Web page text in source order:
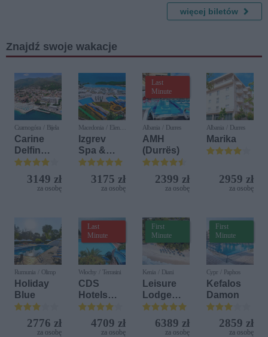
więcej biletów
Znajdź swoje wakacje
Czarnogóra / Bijela
Carine
Delfin
Bijela (ex.
Iberostar
Bijela
3149 zł
za osobę
Macedonia / Elen
Kamen
Izgrev
Spa &
Aquapark
3175 zł
za osobę
Last
Minute
Albania / Durres
AMH
(Durrës)
2399 zł
za osobę
Albania / Durres
Marika
2959 zł
za osobę
Rumunia / Olimp
Holiday
Blue
2776 zł
za osobę
Last
Minute
Włochy / Terrasini
CDS
Hotels
Terrasini
(ex. Citta
del Mare)
4709 zł
za osobę
First
Minute
Kenia / Diani
Leisure
Lodge
Beach &
Golf
Resort by
6389 zł
za osobę
First
Minute
Cypr / Paphos
Kefalos
Damon
2859 zł
za osobę